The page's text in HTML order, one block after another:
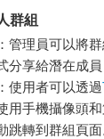
群組
管理員可以將
分享給潛在成員
：使用者可以透過
用手機攝像頭
跳轉到群組頁面